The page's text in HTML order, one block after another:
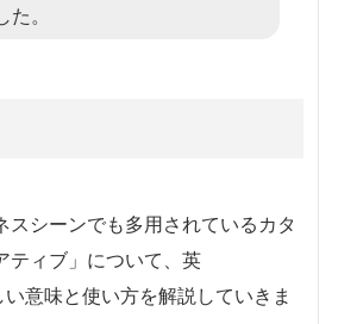
た。
スシーンでも多用されているカタ
ティブ」について、英
意味と使い方を解説していきま